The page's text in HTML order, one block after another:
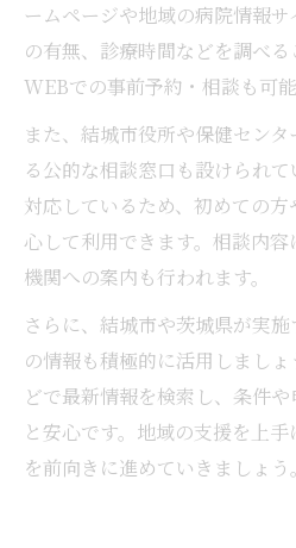
ームページや地域の病院情報
の有無、診療時間などを調べ
WEBでの事前予約・相談も可
また、結城市役所や保健セン
る公的な相談窓口も設けられ
対応しているため、初めての
心して利用できます。相談内
機関への案内も行われます。
さらに、結城市や茨城県が実
の情報も積極的に活用しまし
どで最新情報を検索し、条件
と安心です。地域の支援を上
を前向きに進めていきましょう。